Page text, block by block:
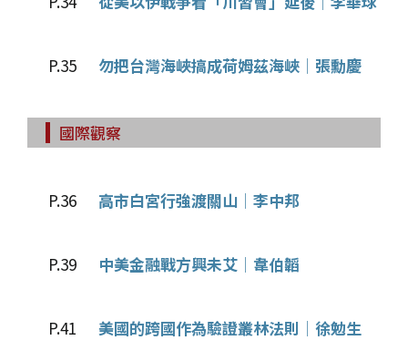
P.35 勿把台灣海峽搞成荷姆茲海峽│張勳慶
國際觀察
P.36 高市白宮行強渡關山│李中邦
P.39 中美金融戰方興未艾│韋伯韜
P.41 美國的跨國作為驗證叢林法則│徐勉生